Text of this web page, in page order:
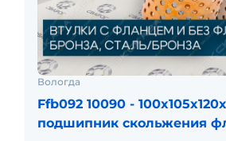
Вологда
Ffb092 10090 -
подшипник скольжения